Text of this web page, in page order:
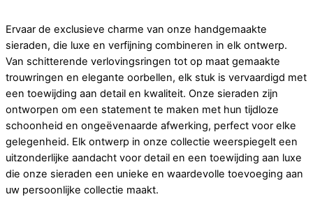
Ervaar de exclusieve charme van onze handgemaakte
sieraden, die luxe en verfijning combineren in elk ontwerp.
Van schitterende verlovingsringen tot op maat gemaakte
trouwringen en elegante oorbellen, elk stuk is vervaardigd met
een toewijding aan detail en kwaliteit. Onze sieraden zijn
ontworpen om een statement te maken met hun tijdloze
schoonheid en ongeëvenaarde afwerking, perfect voor elke
gelegenheid. Elk ontwerp in onze collectie weerspiegelt een
uitzonderlijke aandacht voor detail en een toewijding aan luxe
die onze sieraden een unieke en waardevolle toevoeging aan
uw persoonlijke collectie maakt.